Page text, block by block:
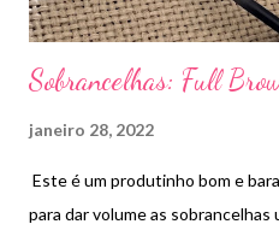
Sobrancelhas: Full
janeiro 28, 2022
Este é um produtinho bom e
para dar volume as